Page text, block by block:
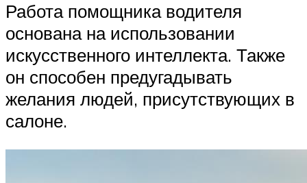
Работа помощника водителя
основана на использовании
искусственного интеллекта. Также
он способен предугадывать
желания людей, присутствующих в
салоне.